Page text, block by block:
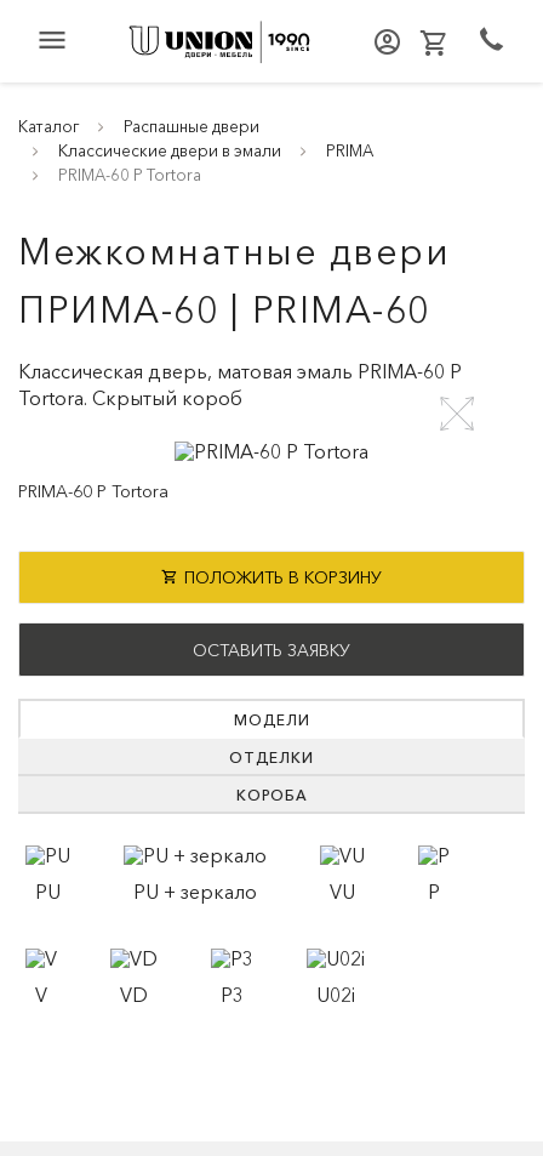
menu
Каталог
Распашные двери
Классические двери в эмали
PRIMA
PRIMA-60 P Tortora
Межкомнатные двери
ПРИМА-60 | PRIMA-60
Классическая дверь, матовая эмаль PRIMA-60 P
Tortora. Скрытый короб
PRIMA-60 P Tortora
ПОЛОЖИТЬ В КОРЗИНУ
ОСТАВИТЬ ЗАЯВКУ
МОДЕЛИ
ОТДЕЛКИ
КОРОБА
PU PU + зеркало VU P
V VD P3 U02i